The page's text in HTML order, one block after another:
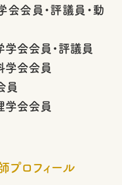
員・評議員・動
会員・評議員
会会員
会会員
ロフィール